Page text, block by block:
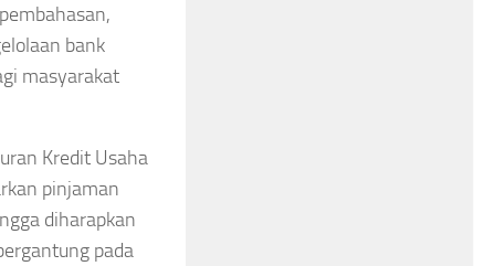
bank
masyarakat
Kredit Usaha
pinjaman
diharapkan
pada